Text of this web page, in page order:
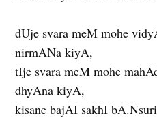
dUje svara meM mohe
nirmANa kiyA,
tIje svara meM mohe
dhyAna kiyA,
kisane bajAI sakhI